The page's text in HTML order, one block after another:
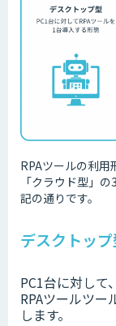
RPAツールの利用
「クラウド型」
記の通りです。
デスクトップ
PC1台に対して
RPAツールツー
します。